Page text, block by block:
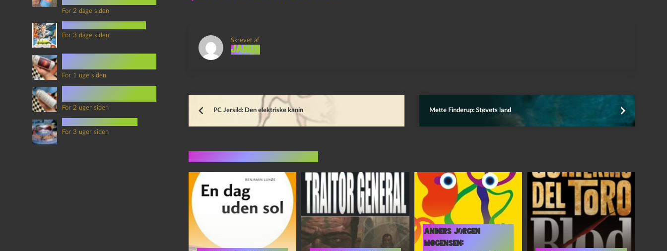
Skrevet af
Janus
PC Jersild: Den elektriske kanin Mette Finderup: Støvets land
Anders Jørgen
Mogensen:
For 2 dage siden
For 3 dage siden
For 1 uge siden
For 2 uger siden
For 3 uger siden